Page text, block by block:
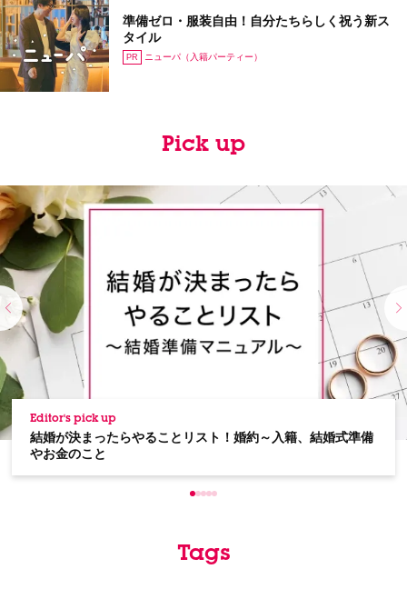
準備ゼロ・服装自由！自分たちらしく祝う新ス
タイル
ニューパ（入籍パーティー）
Pick up
Editor's pick up
結婚が決まったらやることリスト！婚約～入籍、結婚式準備
やお金のこと
Tags